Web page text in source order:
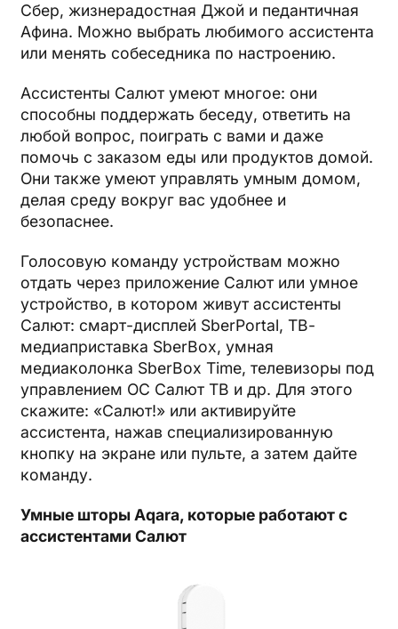
Сбер, жизнерадостная Джой и педантичная
Афина. Можно выбрать любимого ассистента
или менять собеседника по настроению.
Ассистенты Салют умеют многое: они
способны поддержать беседу, ответить на
любой вопрос, поиграть с вами и даже
помочь с заказом еды или продуктов домой.
Они также умеют управлять умным домом,
делая среду вокруг вас удобнее и
безопаснее.
Голосовую команду устройствам можно
отдать через приложение Салют или умное
устройство, в котором живут ассистенты
Салют: смарт-дисплей SberPortal, ТВ-
медиаприставка SberBox, умная
медиаколонка SberBox Time, телевизоры под
управлением ОС Салют ТВ и др. Для этого
скажите: «Салют!» или активируйте
ассистента, нажав специализированную
кнопку на экране или пульте, а затем дайте
команду.
Умные шторы Aqara, которые работают с
ассистентами Салют